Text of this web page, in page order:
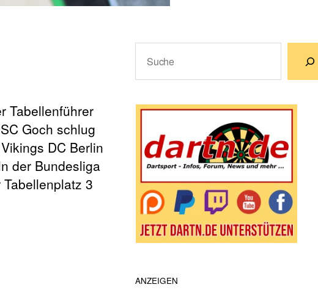
Tabellenführer
Goch schlug
DC Berlin
der Bundesliga
3
ANZEIGEN